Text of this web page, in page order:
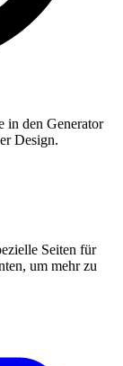
in den Generator
Design.
Seiten für
um mehr zu